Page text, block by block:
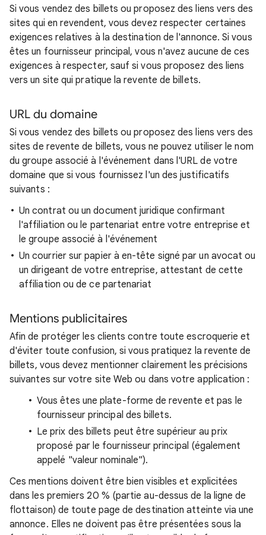
Si vous vendez des billets ou proposez des liens vers des
sites qui en revendent, vous devez respecter certaines
exigences relatives à la destination de l'annonce. Si vous
êtes un fournisseur principal, vous n'avez aucune de ces
exigences à respecter, sauf si vous proposez des liens
vers un site qui pratique la revente de billets.
URL du domaine
Si vous vendez des billets ou proposez des liens vers des
sites de revente de billets, vous ne pouvez utiliser le nom
du groupe associé à l'événement dans l'URL de votre
domaine que si vous fournissez l'un des justificatifs
suivants :
Un contrat ou un document juridique confirmant
l'affiliation ou le partenariat entre votre entreprise et
le groupe associé à l'événement
Un courrier sur papier à en-tête signé par un avocat ou
un dirigeant de votre entreprise, attestant de cette
affiliation ou de ce partenariat
Mentions publicitaires
Afin de protéger les clients contre toute escroquerie et
d'éviter toute confusion, si vous pratiquez la revente de
billets, vous devez mentionner clairement les précisions
suivantes sur votre site Web ou dans votre application :
Vous êtes une plate-forme de revente et pas le
fournisseur principal des billets.
Le prix des billets peut être supérieur au prix
proposé par le fournisseur principal (également
appelé "valeur nominale").
Ces mentions doivent être bien visibles et explicitées
dans les premiers 20 % (partie au-dessus de la ligne de
flottaison) de toute page de destination atteinte via une
annonce. Elles ne doivent pas être présentées sous la